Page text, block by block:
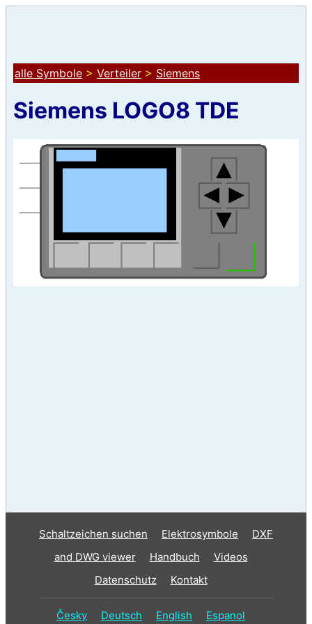
alle Symbole > Verteiler > Siemens
Siemens LOGO8 TDE
Schaltzeichen suchen Elektrosymbole
DXF
and DWG viewer
Handbuch
Videos
Datenschutz
Kontakt
Česky Deutsch English Espanol